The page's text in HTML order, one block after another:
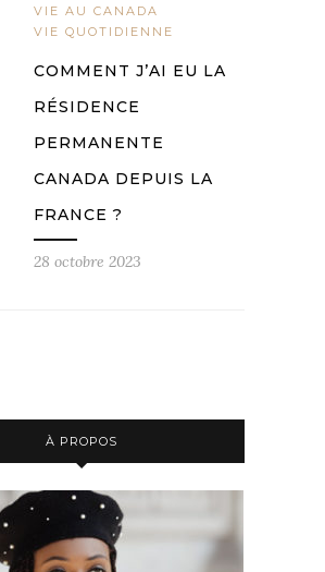
VIE AU CANADA
VIE QUOTIDIENNE
COMMENT J’AI EU LA
RÉSIDENCE
PERMANENTE
CANADA DEPUIS LA
FRANCE ?
28 octobre 2023
À PROPOS